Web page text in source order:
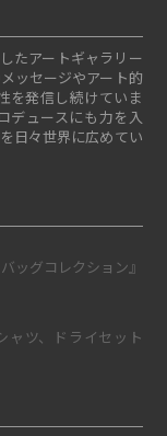
たアートギャラリー
ッセージやアート的
を発信し続けていま
デュースにも力を入
日々世界に広めてい
ッグコレクション』
ャツ、ドライセット